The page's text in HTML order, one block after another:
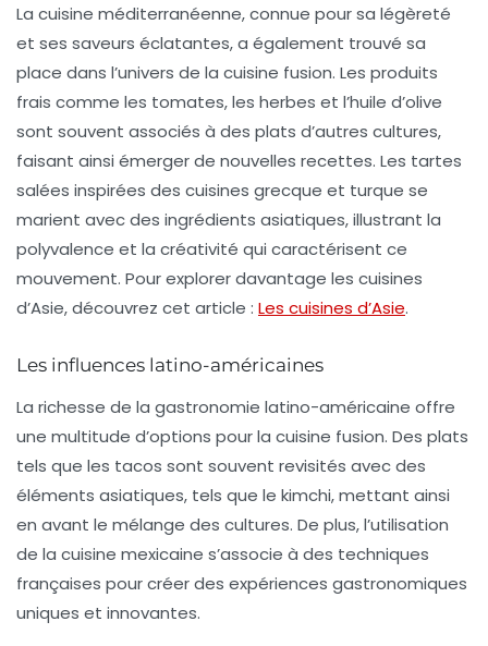
La cuisine méditerranéenne, connue pour sa légèreté
et ses saveurs éclatantes, a également trouvé sa
place dans l’univers de la cuisine fusion. Les produits
frais comme les tomates, les herbes et l’huile d’olive
sont souvent associés à des plats d’autres cultures,
faisant ainsi émerger de nouvelles recettes. Les tartes
salées inspirées des cuisines grecque et turque se
marient avec des ingrédients asiatiques, illustrant la
polyvalence et la créativité qui caractérisent ce
mouvement. Pour explorer davantage les cuisines
d’Asie, découvrez cet article : Les cuisines d’Asie.
Les influences latino-américaines
La richesse de la gastronomie latino-américaine offre
une multitude d’options pour la cuisine fusion. Des plats
tels que les tacos sont souvent revisités avec des
éléments asiatiques, tels que le kimchi, mettant ainsi
en avant le mélange des cultures. De plus, l’utilisation
de la cuisine mexicaine s’associe à des techniques
françaises pour créer des expériences gastronomiques
uniques et innovantes.